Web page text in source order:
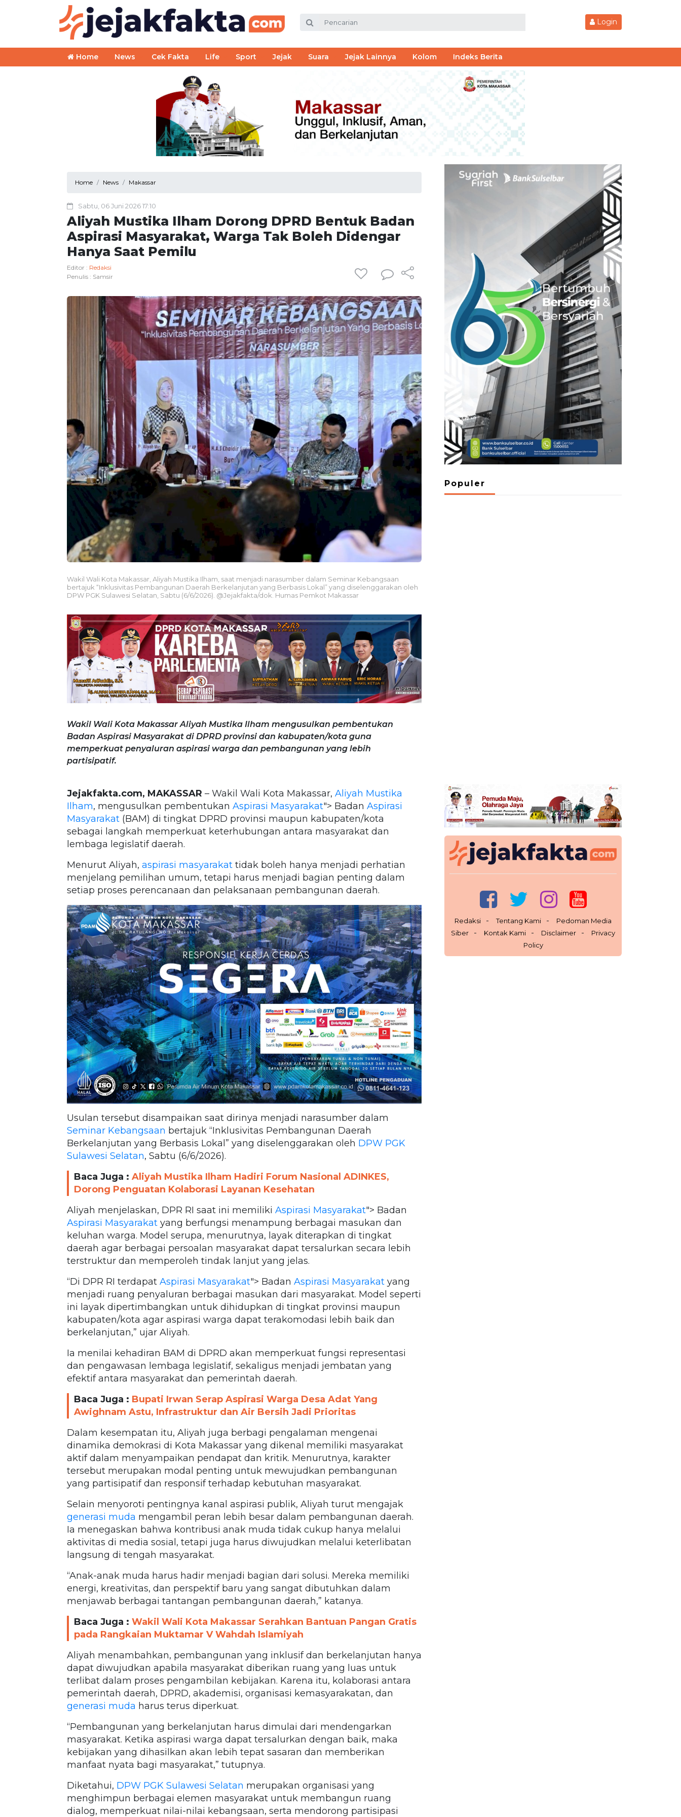
Login
Home News Cek Fakta Life Sport Jejak Suara Jejak Lainnya Kolom Indeks Berita
Home News Makassar
Sabtu, 06 Juni 2026 17:10
Aliyah Mustika Ilham Dorong DPRD Bentuk Badan
Aspirasi Masyarakat, Warga Tak Boleh Didengar
Hanya Saat Pemilu
Editor : Redaksi
Penulis : Samsir
Wakil Wali Kota Makassar, Aliyah Mustika Ilham, saat menjadi narasumber dalam Seminar Kebangsaan
bertajuk “Inklusivitas Pembangunan Daerah Berkelanjutan yang Berbasis Lokal” yang diselenggarakan oleh
DPW PGK Sulawesi Selatan, Sabtu (6/6/2026). @Jejakfakta/dok. Humas Pemkot Makassar
Wakil Wali Kota Makassar Aliyah Mustika Ilham mengusulkan pembentukan
Badan Aspirasi Masyarakat di DPRD provinsi dan kabupaten/kota guna
memperkuat penyaluran aspirasi warga dan pembangunan yang lebih
partisipatif.
Jejakfakta.com, MAKASSAR – Wakil Wali Kota Makassar, Aliyah Mustika
Ilham, mengusulkan pembentukan Aspirasi Masyarakat"> Badan Aspirasi
Masyarakat (BAM) di tingkat DPRD provinsi maupun kabupaten/kota
sebagai langkah memperkuat keterhubungan antara masyarakat dan
lembaga legislatif daerah.
Menurut Aliyah, aspirasi masyarakat tidak boleh hanya menjadi perhatian
menjelang pemilihan umum, tetapi harus menjadi bagian penting dalam
setiap proses perencanaan dan pelaksanaan pembangunan daerah.
Usulan tersebut disampaikan saat dirinya menjadi narasumber dalam
Seminar Kebangsaan bertajuk “Inklusivitas Pembangunan Daerah
Berkelanjutan yang Berbasis Lokal” yang diselenggarakan oleh DPW PGK
Sulawesi Selatan, Sabtu (6/6/2026).
Baca Juga : Aliyah Mustika Ilham Hadiri Forum Nasional ADINKES,
Dorong Penguatan Kolaborasi Layanan Kesehatan
Aliyah menjelaskan, DPR RI saat ini memiliki Aspirasi Masyarakat"> Badan
Aspirasi Masyarakat yang berfungsi menampung berbagai masukan dan
keluhan warga. Model serupa, menurutnya, layak diterapkan di tingkat
daerah agar berbagai persoalan masyarakat dapat tersalurkan secara lebih
terstruktur dan memperoleh tindak lanjut yang jelas.
“Di DPR RI terdapat Aspirasi Masyarakat"> Badan Aspirasi Masyarakat yang
menjadi ruang penyaluran berbagai masukan dari masyarakat. Model seperti
ini layak dipertimbangkan untuk dihidupkan di tingkat provinsi maupun
kabupaten/kota agar aspirasi warga dapat terakomodasi lebih baik dan
berkelanjutan,” ujar Aliyah.
Ia menilai kehadiran BAM di DPRD akan memperkuat fungsi representasi
dan pengawasan lembaga legislatif, sekaligus menjadi jembatan yang
efektif antara masyarakat dan pemerintah daerah.
Baca Juga : Bupati Irwan Serap Aspirasi Warga Desa Adat Yang
Awighnam Astu, Infrastruktur dan Air Bersih Jadi Prioritas
Dalam kesempatan itu, Aliyah juga berbagi pengalaman mengenai
dinamika demokrasi di Kota Makassar yang dikenal memiliki masyarakat
aktif dalam menyampaikan pendapat dan kritik. Menurutnya, karakter
tersebut merupakan modal penting untuk mewujudkan pembangunan
yang partisipatif dan responsif terhadap kebutuhan masyarakat.
Selain menyoroti pentingnya kanal aspirasi publik, Aliyah turut mengajak
generasi muda mengambil peran lebih besar dalam pembangunan daerah.
Ia menegaskan bahwa kontribusi anak muda tidak cukup hanya melalui
aktivitas di media sosial, tetapi juga harus diwujudkan melalui keterlibatan
langsung di tengah masyarakat.
“Anak-anak muda harus hadir menjadi bagian dari solusi. Mereka memiliki
energi, kreativitas, dan perspektif baru yang sangat dibutuhkan dalam
menjawab berbagai tantangan pembangunan daerah,” katanya.
Baca Juga : Wakil Wali Kota Makassar Serahkan Bantuan Pangan Gratis
pada Rangkaian Muktamar V Wahdah Islamiyah
Aliyah menambahkan, pembangunan yang inklusif dan berkelanjutan hanya
dapat diwujudkan apabila masyarakat diberikan ruang yang luas untuk
terlibat dalam proses pengambilan kebijakan. Karena itu, kolaborasi antara
pemerintah daerah, DPRD, akademisi, organisasi kemasyarakatan, dan
generasi muda harus terus diperkuat.
“Pembangunan yang berkelanjutan harus dimulai dari mendengarkan
masyarakat. Ketika aspirasi warga dapat tersalurkan dengan baik, maka
kebijakan yang dihasilkan akan lebih tepat sasaran dan memberikan
manfaat nyata bagi masyarakat,” tutupnya.
Diketahui, DPW PGK Sulawesi Selatan merupakan organisasi yang
menghimpun berbagai elemen masyarakat untuk membangun ruang
dialog, memperkuat nilai-nilai kebangsaan, serta mendorong partisipasi
Populer
Redaksi Tentang Kami
Pedoman Media
Siber
Kontak Kami Disclaimer
Privacy
Policy